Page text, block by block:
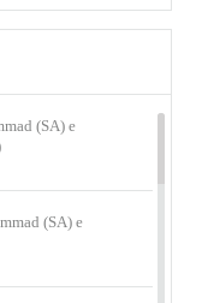
(SA) e
(SA) e